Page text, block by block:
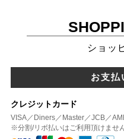
ショッ
お支払
クレジットカード
VISA／Diners／Master／JCB／
※分割/リボ払いはご利用頂けません